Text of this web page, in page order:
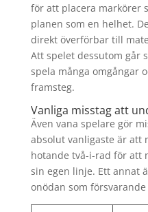
för att placera markörer
planen som en helhet.
direkt överförbar till
Att spelet dessutom går
spela många omgångar
framsteg.
Vanliga misstag att
Även vana spelare gör
absolut vanligaste är att
hotande två-i-rad för att
sin egen linje. Ett annat
onödan som